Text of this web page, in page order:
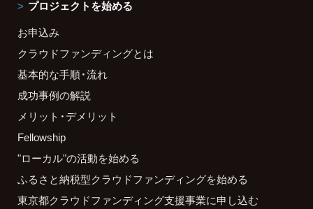
プロジェクトを始める
お申込み
クラウドファンディングとは
基本的な手順・流れ
成功事例の解説
メリット・デメリット
Fellowship
"ローカル"の活動を始める
ふるさと納税型クラウドファンディングを始める
東京都クラウドファンディング支援事業に申し込む